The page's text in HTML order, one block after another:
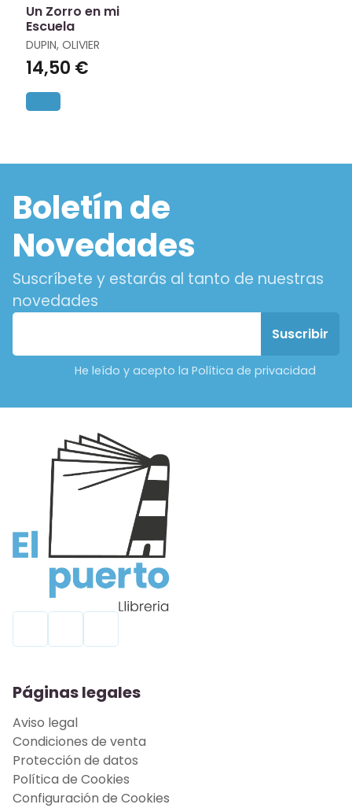
Un Zorro en mi
Escuela
DUPIN, OLIVIER
14,50 €
Boletín de
Novedades
Suscríbete y estarás al tanto de nuestras
novedades
He leído y acepto la Política de privacidad
Páginas legales
Aviso legal
Condiciones de venta
Protección de datos
Política de Cookies
Configuración de Cookies